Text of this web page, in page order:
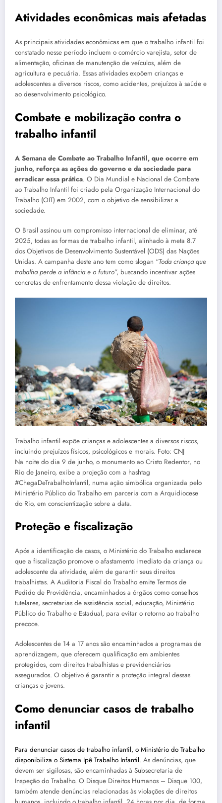
Atividades econômicas mais afetadas
As principais atividades econômicas em que o trabalho infantil foi
constatado nesse período incluem o comércio varejista, setor de
alimentação, oficinas de manutenção de veículos, além de
agricultura e pecuária. Essas atividades expõem crianças e
adolescentes a diversos riscos, como acidentes, prejuízos à saúde e
ao desenvolvimento psicológico.
Combate e mobilização contra o
trabalho infantil
A Semana de Combate ao Trabalho Infantil, que ocorre em
junho, reforça as ações do governo e da sociedade para
erradicar essa prática. O Dia Mundial e Nacional de Combate
ao Trabalho Infantil foi criado pela Organização Internacional do
Trabalho (OIT) em 2002, com o objetivo de sensibilizar a
sociedade.
O Brasil assinou um compromisso internacional de eliminar, até
2025, todas as formas de trabalho infantil, alinhado à meta 8.7
dos Objetivos de Desenvolvimento Sustentável (ODS) das Nações
Unidas. A campanha deste ano tem como slogan “Toda criança que
trabalha perde a infância e o futuro”, buscando incentivar ações
concretas de enfrentamento dessa violação de direitos.
Trabalho infantil expõe crianças e adolescentes a diversos riscos,
incluindo prejuízos físicos, psicológicos e morais. Foto: CNJ
Na noite do dia 9 de junho, o monumento ao Cristo Redentor, no
Rio de Janeiro, exibe a projeção com a hashtag
#ChegaDeTrabalhoInfantil, numa ação simbólica organizada pelo
Ministério Público do Trabalho em parceria com a Arquidiocese
do Rio, em conscientização sobre a data.
Proteção e fiscalização
Após a identificação de casos, o Ministério do Trabalho esclarece
que a fiscalização promove o afastamento imediato da criança ou
adolescente da atividade, além de garantir seus direitos
trabalhistas. A Auditoria Fiscal do Trabalho emite Termos de
Pedido de Providência, encaminhados a órgãos como conselhos
tutelares, secretarias de assistência social, educação, Ministério
Público do Trabalho e Estadual, para evitar o retorno ao trabalho
precoce.
Adolescentes de 14 a 17 anos são encaminhados a programas de
aprendizagem, que oferecem qualificação em ambientes
protegidos, com direitos trabalhistas e previdenciários
assegurados. O objetivo é garantir a proteção integral dessas
crianças e jovens.
Como denunciar casos de trabalho
infantil
Para denunciar casos de trabalho infantil, o Ministério do Trabalho
disponibiliza o Sistema Ipê Trabalho Infantil. As denúncias, que
devem ser sigilosas, são encaminhadas à Subsecretaria de
Inspeção do Trabalho. O Disque Direitos Humanos – Disque 100,
também atende denúncias relacionadas às violações de direitos